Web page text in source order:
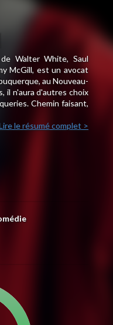
Walter White, Saul
McGill, est un avocat
au Nouveau-
il n'aura d'autres choix
Chemin faisant,
le résumé complet >